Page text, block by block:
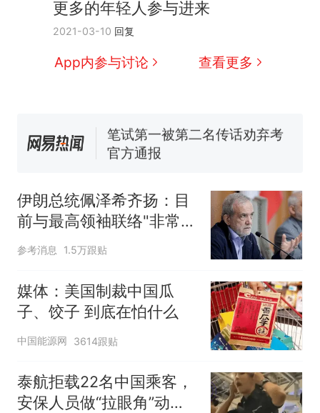
更多的年轻人参与进来
2021-03-10 回复
App内参与讨论 查看更多
人生
费大厨“全国小炒肉大王”称
号，仅凭视频评出？中国烹饪
协会回应
男子上山采菌偶然发现鸡枞菌
来源：参考消息）
笔试第一被第二名传话劝弃考
官方通报
么？
伊朗总统佩泽希齐扬：目
前与最高领袖联络"非常困
难"
参考消息 1.5万跟贴
媒体：美国制裁中国瓜
子、饺子 到底在怕什么
中国能源网 3614跟贴
泰航拒载22名中国乘客，
安保人员做“拉眼角”动